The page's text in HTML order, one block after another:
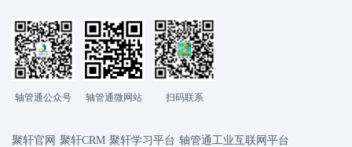
轴管通公众号 轴管通微网站 扫码联系
聚轩官网 聚轩CRM 聚轩学习平台 轴管通工业互联网平台